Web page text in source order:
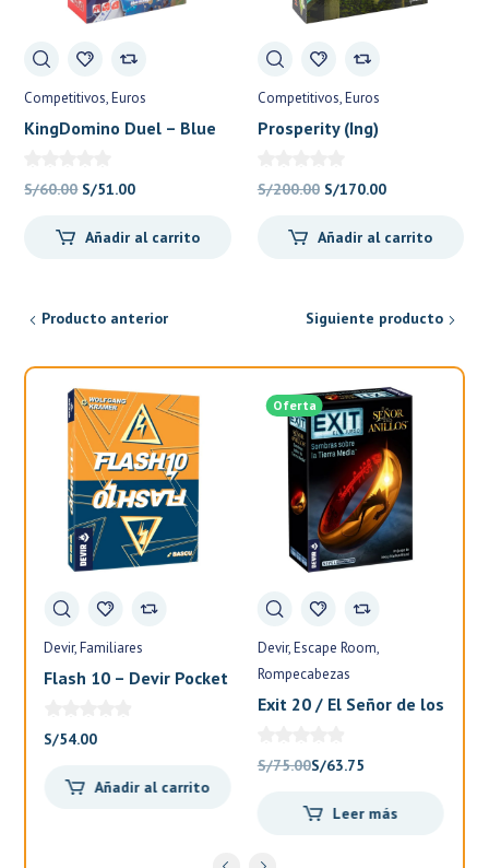
Competitivos Euros
KingDomino Duel – Blue
S/60.00 El
original
S/51.00El
actual
Añadir al carrito
Competitivos Euros
Prosperity (Ing)
S/200.00 El
original
S/170.00El
actual
Añadir al carrito
Producto anterior Siguiente producto
Devir Familiares
Flash 10 – Devir Pocket
S/54.00
Añadir al carrito
Oferta
Devir Escape Room
Rompecabezas
Exit 20 / El Señor de los
S/75.00El
original
S/63.75El
actual
Leer más